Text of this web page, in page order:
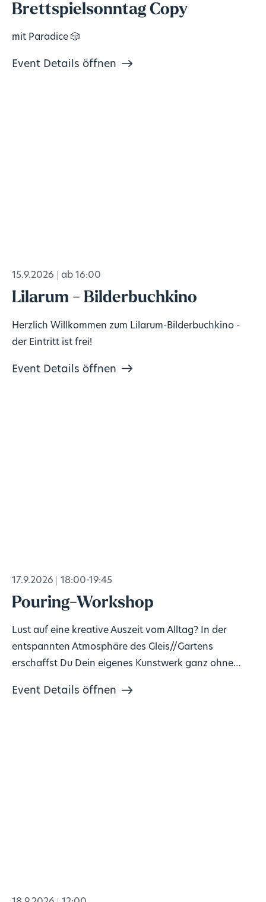
Brettspielsonntag Copy
mit Paradice 🎲
Event Details öffnen
15.9.2026 ab 16:00
Lilarum - Bilderbuchkino
Herzlich Willkommen zum Lilarum-Bilderbuchkino -
der Eintritt ist frei!
Event Details öffnen
17.9.2026 18:00-19:45
Pouring-Workshop
Lust auf eine kreative Auszeit vom Alltag? In der
entspannten Atmosphäre des Gleis//Gartens
erschaffst Du Dein eigenes Kunstwerk ganz ohne
Event Details öffnen